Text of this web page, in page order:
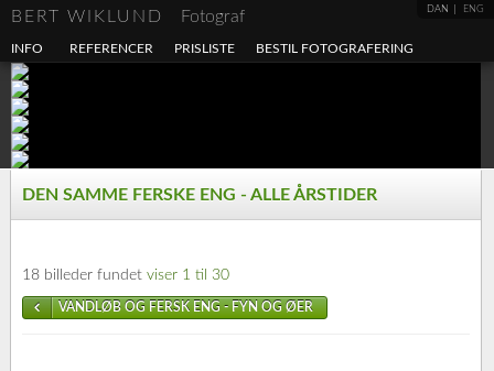
DAN ENG
BERT WIKLUND Fotograf
INFO REFERENCER PRISLISTE BESTIL FOTOGRAFERING
DEN SAMME FERSKE ENG - ALLE ÅRSTIDER
18 billeder fundet viser 1 til 30
VANDLØB OG FERSK ENG - FYN OG ØER